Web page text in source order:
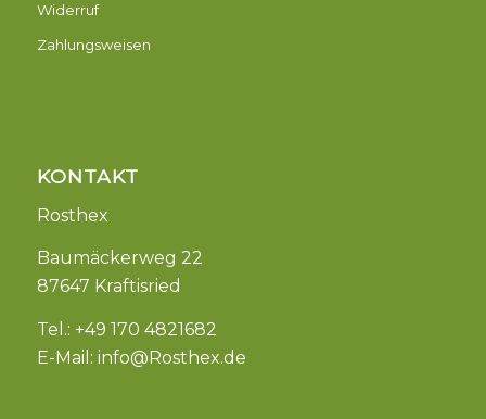
Widerruf
Zahlungsweisen
KONTAKT
Rosthex
Baumäckerweg 22
87647 Kraftisried
Tel.: +49 170 4821682
E-Mail: info@Rosthex.de